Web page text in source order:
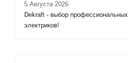
5 Августа 2026
Dekraft - выбор профессиональных
электриков!